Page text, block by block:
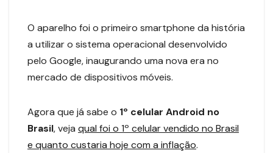
O aparelho foi o primeiro smartphone da história
a utilizar o sistema operacional desenvolvido
pelo Google, inaugurando uma nova era no
mercado de dispositivos móveis.
Agora que já sabe o 1º celular Android no
Brasil, veja qual foi o 1º celular vendido no Brasil
e quanto custaria hoje com a inflação.